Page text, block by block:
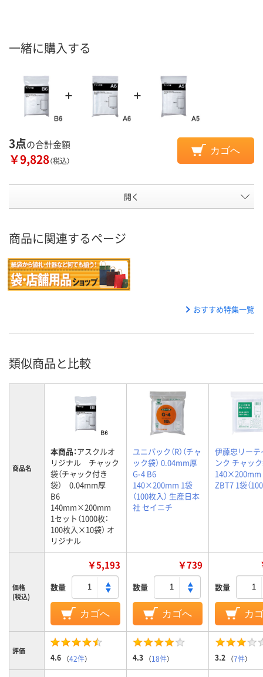
一緒に購入する
3点の合計金額
￥9,828（税込）
カゴへ
開く
商品に関連するページ
おすすめ特集一覧
類似商品と比較
商品名
本商品：アスクルオ
リジナル チャック
袋（チャック付き
袋） 0.04mm厚
B6
140mm×200mm
1セット（1000枚：
100枚入×10袋） オ
リジナル
ユニパック（R）（チャ
ック袋） 0.04mm厚
G-4 B6
140×200mm 1袋
（100枚入） 生産日本
社 セイニチ
伊藤忠リーテ
ンク チャッ
140×200mm
ZBT7 1袋（
価格
(税込)
￥5,193
数量
カゴへ
￥739
数量
カゴへ
数量
カ
評価
4.6 （42件） 4.3 （18件） 3.2 （7件）